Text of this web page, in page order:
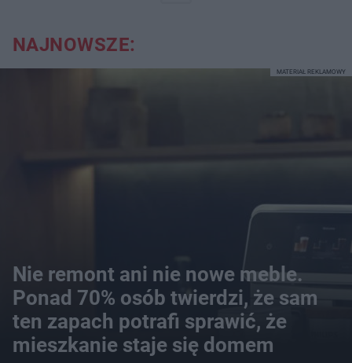
NAJNOWSZE:
Nie remont ani nie nowe meble.
Ponad 70% osób twierdzi, że sam
ten zapach potrafi sprawić, że
mieszkanie staje się domem
MATERIAŁ REKLAMOWY